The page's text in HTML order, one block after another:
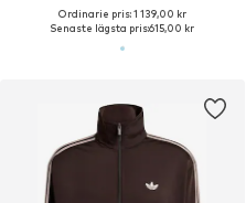
Ordinarie pris: 1 139,00 kr
Senaste lägsta pris:615,00 kr